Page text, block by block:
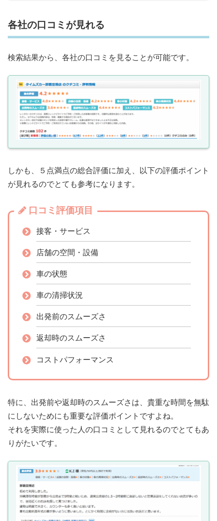
各社の口コミが見れる
検索結果から、各社の口コミを見ることが可能です。
しかも、５点満点の総合評価に加え、以下の評価ポイント
が見れるのでとても参考になります。
口コミ評価項目
接客・サービス
店舗の空間・設備
車の状態
車の清掃状況
出発前のスムーズさ
返却時のスムーズさ
コストパフォーマンス
特に、出発前や返却時のスムーズさは、貴重な時間を無駄
にしないためにも重要な評価ポイントですよね。
それを実際に使った人の口コミとして見れるのでとてもあ
りがたいです。